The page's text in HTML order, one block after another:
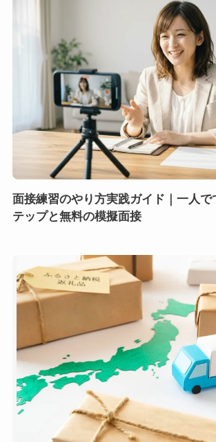
面接練習のやり方実践ガイド｜一人で
テップと無料の模擬面接